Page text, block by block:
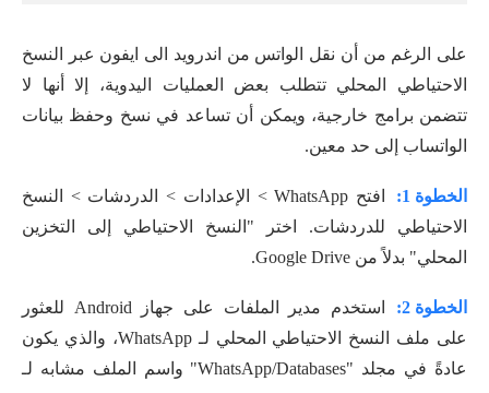
على الرغم من أن نقل الواتس من اندرويد الى ايفون عبر النسخ
الاحتياطي المحلي تتطلب بعض العمليات اليدوية، إلا أنها لا
تتضمن برامج خارجية، ويمكن أن تساعد في نسخ وحفظ بيانات
الواتساب إلى حد معين.
الخطوة 1:
افتح WhatsApp > الإعدادات > الدردشات > النسخ
الاحتياطي للدردشات. اختر "النسخ الاحتياطي إلى التخزين
المحلي" بدلاً من Google Drive.
الخطوة 2:
استخدم مدير الملفات على جهاز Android للعثور
على ملف النسخ الاحتياطي المحلي لـ WhatsApp، والذي يكون
عادةً في مجلد "WhatsApp/Databases" واسم الملف مشابه لـ